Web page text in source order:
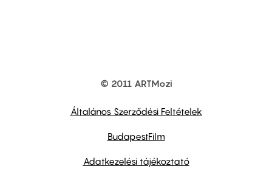
© 2011 ARTMozi
Általános Szerződési Feltételek
BudapestFilm
Adatkezelési tájékoztató